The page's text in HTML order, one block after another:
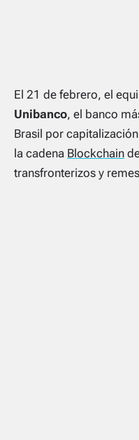
El 21 de febrero, el
Unibanco, el banco
Brasil por
la cadena Blockchain
transfronterizos y